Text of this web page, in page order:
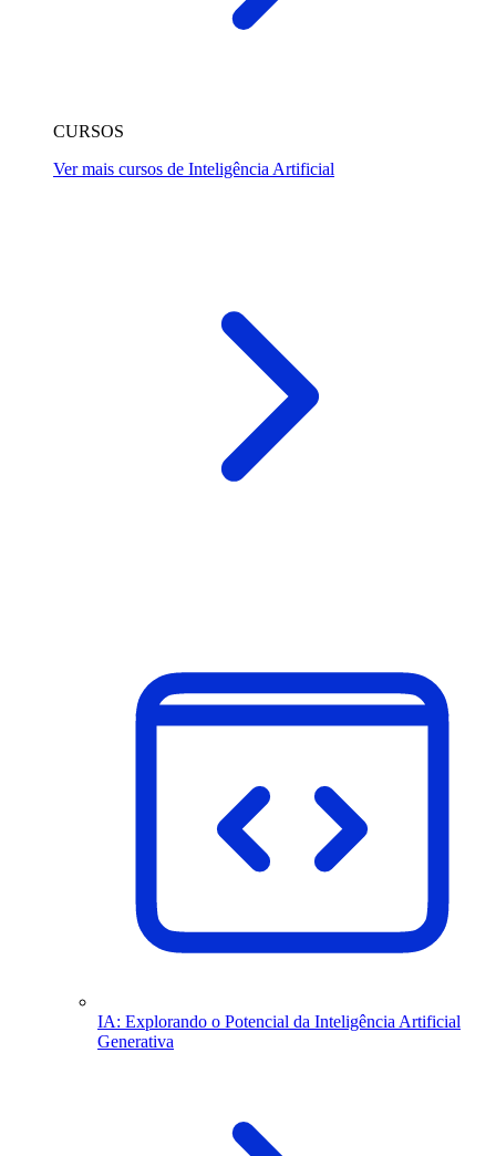
CURSOS
Ver mais cursos de Inteligência Artificial
IA: Explorando o Potencial da Inteligência Artificial
Generativa